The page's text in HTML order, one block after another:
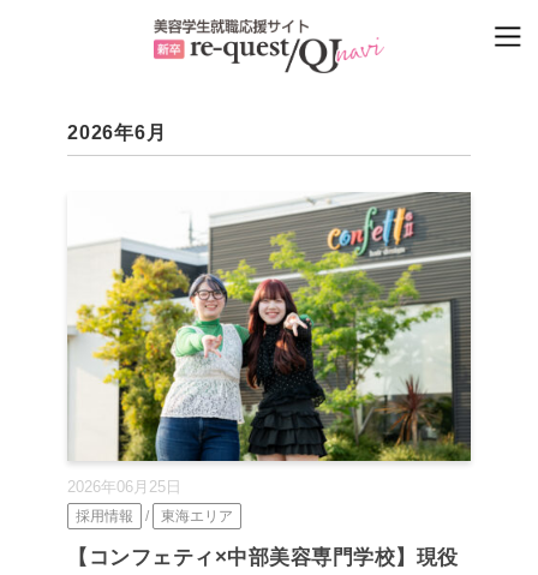
2026年6月
2026年06月25日
採用情報 / 東海エリア
【コンフェティ×中部美容専門学校】現役